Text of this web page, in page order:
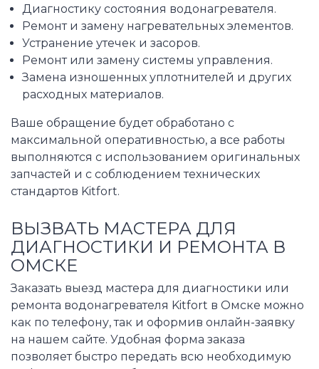
Диагностику состояния водонагревателя.
Ремонт и замену нагревательных элементов.
Устранение утечек и засоров.
Ремонт или замену системы управления.
Замена изношенных уплотнителей и других
расходных материалов.
Ваше обращение будет обработано с
максимальной оперативностью, а все работы
выполняются с использованием оригинальных
запчастей и с соблюдением технических
стандартов Kitfort.
ВЫЗВАТЬ МАСТЕРА ДЛЯ
ДИАГНОСТИКИ И РЕМОНТА В
ОМСКЕ
Заказать выезд мастера для диагностики или
ремонта водонагревателя Kitfort в Омске можно
как по телефону, так и оформив онлайн-заявку
на нашем сайте. Удобная форма заказа
позволяет быстро передать всю необходимую